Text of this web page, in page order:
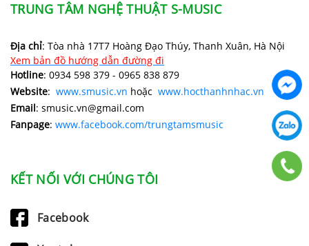
TRUNG TÂM NGHỆ THUẬT S-MUSIC
Địa chỉ: Tòa nhà 17T7 Hoàng Đạo Thúy, Thanh Xuân, Hà Nội
Xem bản đồ hướng dẫn đường đi
Hotline: 0934 598 379 - 0965 838 879
Website: www.smusic.vn hoặc www.hocthanhnhac.vn
Email: smusic.vn@gmail.com
Fanpage: www.facebook.com/trungtamsmusic
KẾT NỐI VỚI CHÚNG TÔI
Facebook